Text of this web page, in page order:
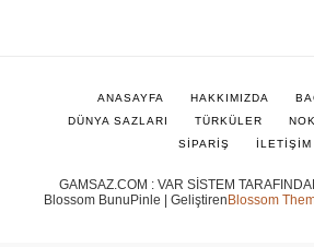
GAMSAZ.COM : VAR SİSTEM
Blossom BunuPinle | GeliştirenBlossom
ANASAYFA HAKKIMIZDA
DÜNYA SAZLARI
TÜRKÜLER
SİPARİŞ
İLETİŞİM